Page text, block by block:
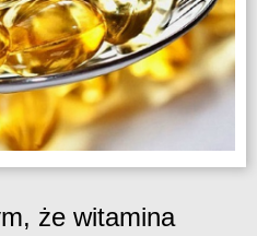
że witamina